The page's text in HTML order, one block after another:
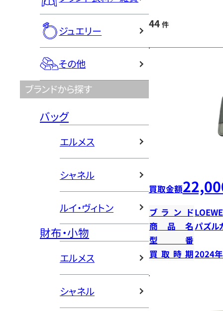
ジュエリー
その他
ブランドから探す
バッグ
エルメス
シャネル
ルイ・ヴィトン
財布・小物
エルメス
シャネル
44 件
買取金額
ブランドLOEWE
商品名パズル
型番
買取時期2024